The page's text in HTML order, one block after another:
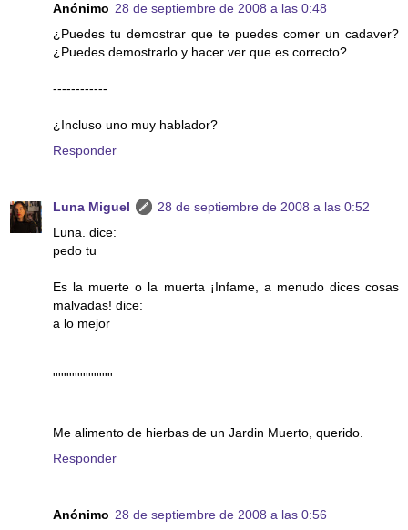
Anónimo 28 de septiembre de 2008 a las 0:48
¿Puedes tu demostrar que te puedes comer un cadaver?
¿Puedes demostrarlo y hacer ver que es correcto?
------------
¿Incluso uno muy hablador?
Responder
Luna Miguel
28 de septiembre de 2008 a las 0:52
Luna. dice:
pedo tu
Es la muerte o la muerta ¡Infame, a menudo dices cosas
malvadas! dice:
a lo mejor
''''''''''''''''''''''
Me alimento de hierbas de un Jardin Muerto, querido.
Responder
Anónimo 28 de septiembre de 2008 a las 0:56